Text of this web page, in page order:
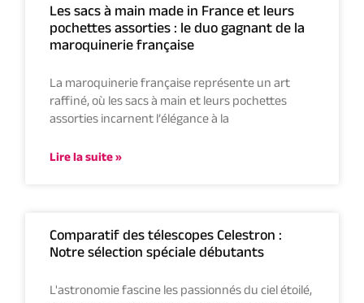
Les sacs à main made in France et leurs
pochettes assorties : le duo gagnant de la
maroquinerie française
La maroquinerie française représente un art
raffiné, où les sacs à main et leurs pochettes
assorties incarnent l’élégance à la
Lire la suite »
Comparatif des télescopes Celestron :
Notre sélection spéciale débutants
L'astronomie fascine les passionnés du ciel étoilé,